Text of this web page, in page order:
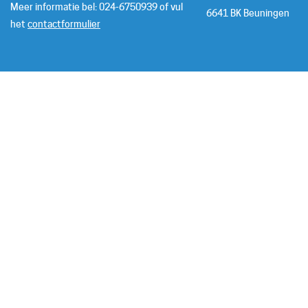
Meer informatie bel: 024-6750939 of vul
hetcontactformulier
6641 BK Beuningen